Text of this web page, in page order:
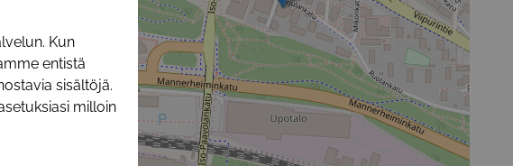
ja vapaa-aika
Kun
entistä
sisältöjä.
milloin